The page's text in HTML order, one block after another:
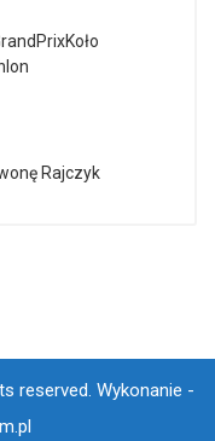
Rajczyk
reserved. Wykonanie -